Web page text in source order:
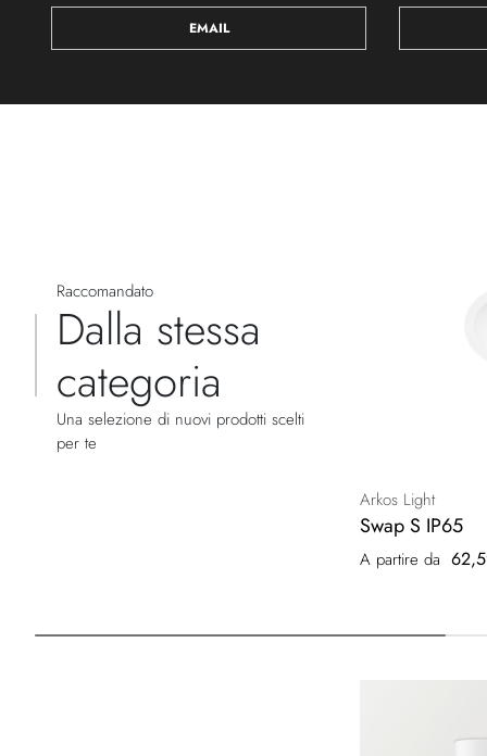
EMAIL
Raccomandato
Dalla stessa
categoria
Una selezione di nuovi prodotti scelti
per te
Arkos Light
Swap S IP65
A partire da